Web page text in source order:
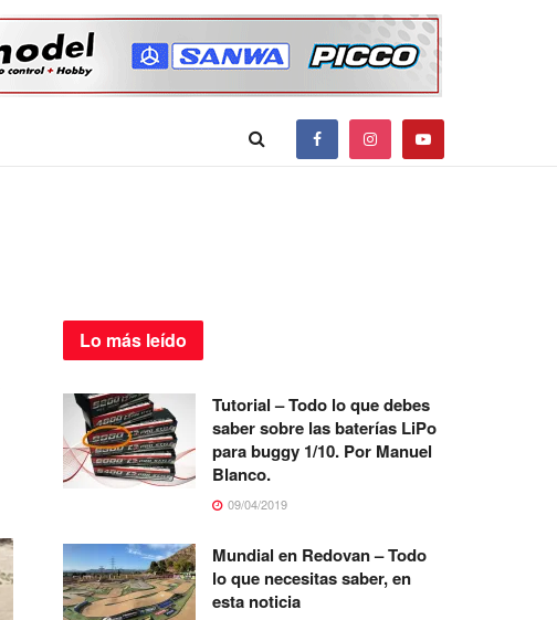
Lo más leído
Tutorial – Todo lo que debes
saber sobre las baterías LiPo
para buggy 1/10. Por Manuel
Blanco.
09/04/2019
Mundial en Redovan – Todo
lo que necesitas saber, en
esta noticia